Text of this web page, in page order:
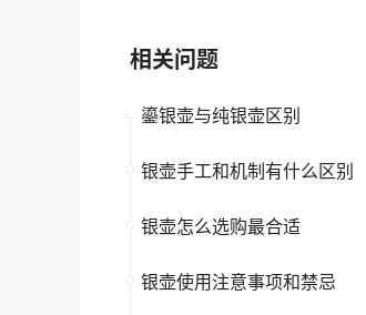
相关问题
鎏银壶与纯银壶区别
银壶手工和机制有什么区别
银壶怎么选购最合适
银壶使用注意事项和禁忌